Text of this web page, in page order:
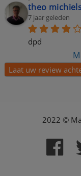
theo
7 jaar geleden
dpd
Laat uw review
2022 ©